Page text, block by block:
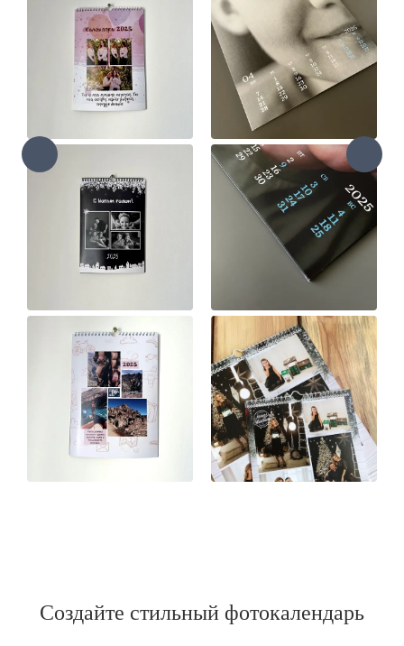
Создайте стильный фотокалендарь